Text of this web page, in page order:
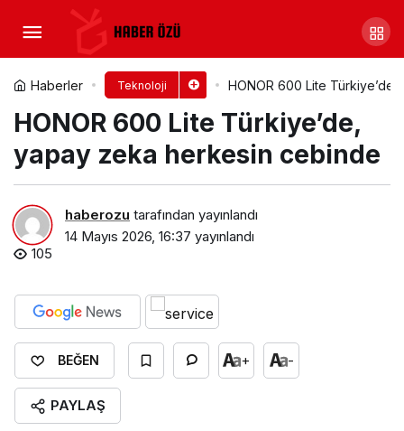
Haberler Teknoloji HONOR 600 Lite
HONOR 600 Lite Türkiye’de,
yapay zeka herkesin cebinde
haberozu tarafından yayınlandı
14 Mayıs 2026, 16:37 yayınlandı
105
BEĞEN + -
PAYLAŞ
Sandisk’ten Yeni CFexpress
4.0 Type B Kart ve Güncellenmiş V90
ile V60 SD Kartları
Yorum Yap